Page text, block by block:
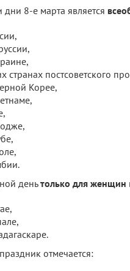
8-е марта является
странах постсоветского
Корее,
деньтолько для женщин
отмечается: